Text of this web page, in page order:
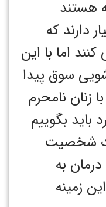
هستند
دارند که
اما با این
سوق پیدا
زنان نامحرم
باید بگوییم
شخصیت
به
زمینه